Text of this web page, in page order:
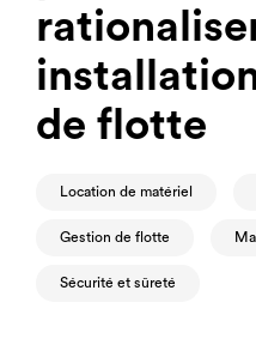
de flotte
Location de matériel
Gestion de flotte
Sécurité et sûreté